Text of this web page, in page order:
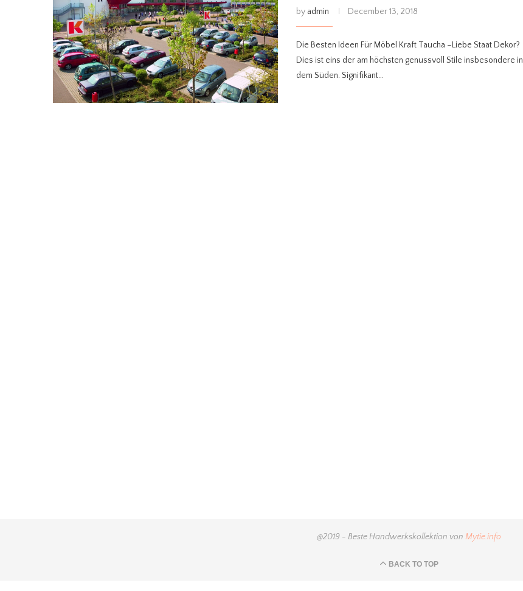
by admin December 13, 2018
Die Besten Ideen Für Möbel Kraft Taucha –Liebe Staat Dekor?
Dies ist eins der am höchsten genussvoll Stile insbesondere in
dem Süden. Signifikant…
@2019 - Beste Handwerkskollektion von Mytie.info
BACK TO TOP